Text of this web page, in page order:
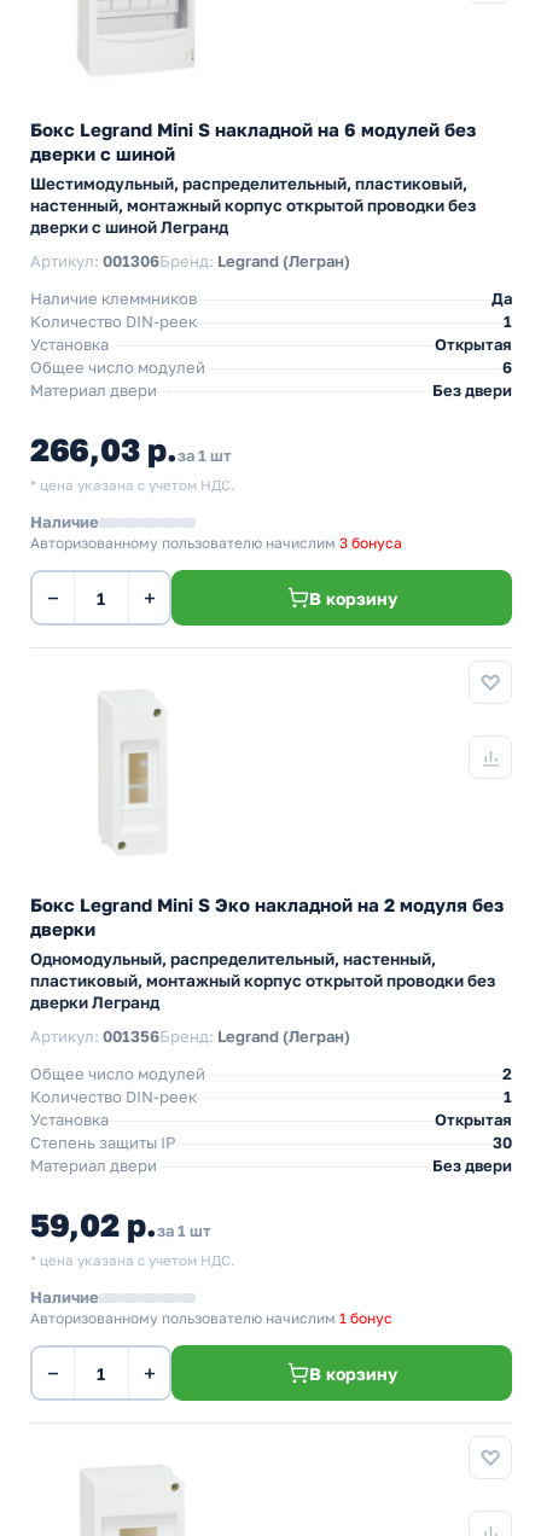
Бокс Legrand Mini S накладной на 6 модулей без
дверки с шиной
Шестимодульный, распределительный, пластиковый,
настенный, монтажный корпус открытой проводки без
дверки с шиной Легранд
Артикул: 001306Бренд: Legrand (Легран)
Наличие клеммников
Да
Количество DIN-реек
1
Установка
Открытая
Общее число модулей
6
Материал двери
Без двери
266,03 р.за 1 шт
* цена указана с учетом НДС.
Наличие
Авторизованному пользователю начислим 3 бонуса
− + В корзину
Бокс Legrand Mini S Эко накладной на 2 модуля без
дверки
Одномодульный, распределительный, настенный,
пластиковый, монтажный корпус открытой проводки без
дверки Легранд
Артикул: 001356Бренд: Legrand (Легран)
Общее число модулей
2
Количество DIN-реек
1
Установка
Открытая
Степень защиты IP
30
Материал двери
Без двери
59,02 р.за 1 шт
* цена указана с учетом НДС.
Наличие
Авторизованному пользователю начислим 1 бонус
− + В корзину